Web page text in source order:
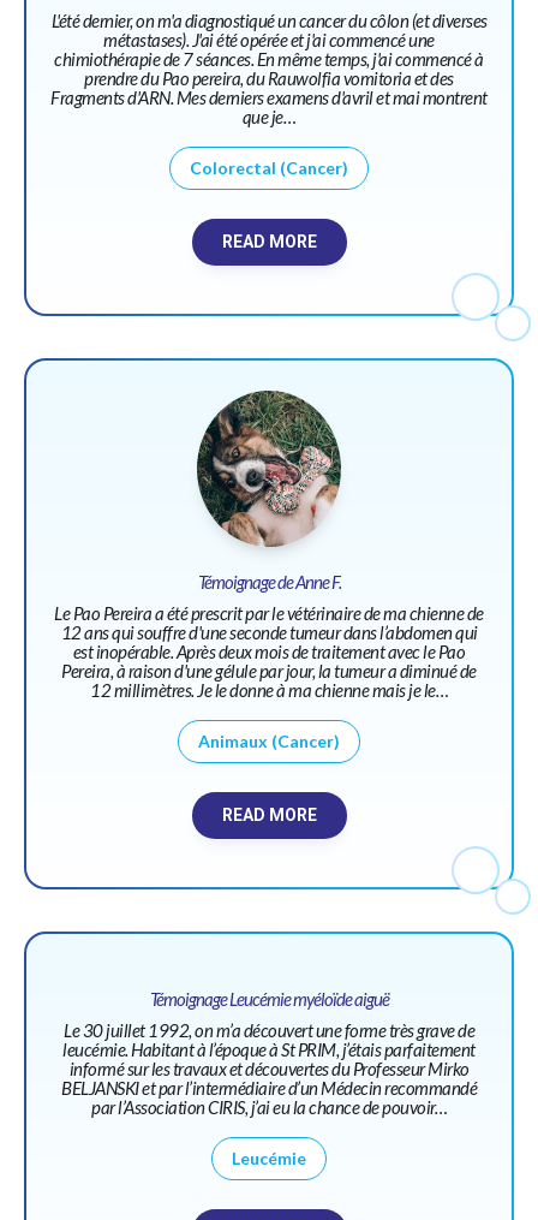
L'été dernier, on m'a diagnostiqué un cancer du côlon (et diverses
métastases). J'ai été opérée et j'ai commencé une
chimiothérapie de 7 séances. En même temps, j'ai commencé à
prendre du Pao pereira, du Rauwolfia vomitoria et des
Fragments d'ARN. Mes derniers examens d'avril et mai montrent
que je…
Colorectal (Cancer)
READ MORE
Témoignage de Anne F.
Le Pao Pereira a été prescrit par le vétérinaire de ma chienne de
12 ans qui souffre d'une seconde tumeur dans l’abdomen qui
est inopérable. Après deux mois de traitement avec le Pao
Pereira, à raison d'une gélule par jour, la tumeur a diminué de
12 millimètres. Je le donne à ma chienne mais je le…
Animaux (Cancer)
READ MORE
Témoignage Leucémie myéloïde aiguë
Le 30 juillet 1992, on m’a découvert une forme très grave de
leucémie. Habitant à l’époque à St PRIM, j’étais parfaitement
informé sur les travaux et découvertes du Professeur Mirko
BELJANSKI et par l’intermédiaire d’un Médecin recommandé
par l’Association CIRIS, j’ai eu la chance de pouvoir…
Leucémie